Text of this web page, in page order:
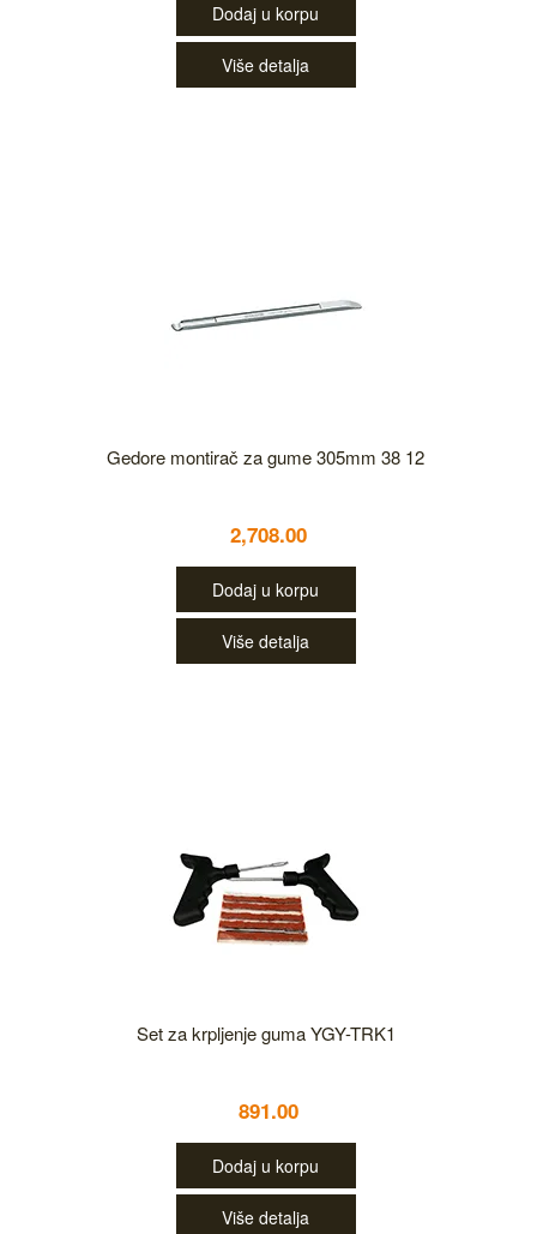
Dodaj u korpu
Više detalja
Gedore montirač za gume 305mm 38 12
2,708.00
Dodaj u korpu
Više detalja
Set za krpljenje guma YGY-TRK1
891.00
Dodaj u korpu
Više detalja